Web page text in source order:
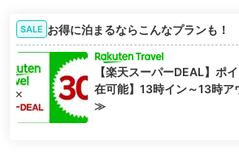
SALE お得に泊まるならこんなプランも！
【楽天スーパーDEAL】ポ
在可能】13時イン～13時
≫